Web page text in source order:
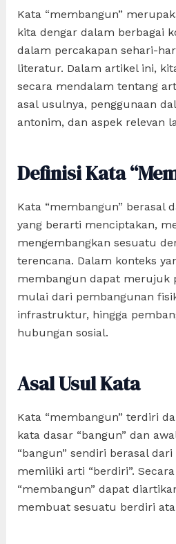
Kata “membangun”
kita dengar dalam berbagai
dalam percakapan sehari-
literatur. Dalam artikel ini,
secara mendalam tentang
asal usulnya, penggunaan
antonim, dan aspek relevan
Definisi Kata
Kata “membangun” berasal
yang berarti menciptakan,
mengembangkan sesuatu
terencana. Dalam konteks
membangun dapat merujuk
mulai dari pembangunan
infrastruktur, hingga
hubungan sosial.
Asal Usul Kata
Kata “membangun” terdiri
kata dasar “bangun” dan
“bangun” sendiri berasal
memiliki arti “berdiri”.
“membangun” dapat
membuat sesuatu berdiri